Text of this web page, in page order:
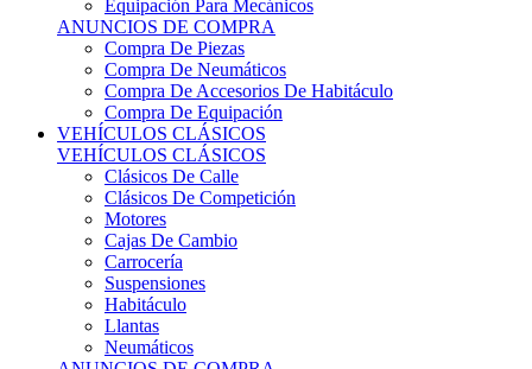
Equipación Para Mecánicos
ANUNCIOS DE COMPRA
Compra De Piezas
Compra De Neumáticos
Compra De Accesorios De Habitáculo
Compra De Equipación
VEHÍCULOS CLÁSICOS
VEHÍCULOS CLÁSICOS
Clásicos De Calle
Clásicos De Competición
Motores
Cajas De Cambio
Carrocería
Suspensiones
Habitáculo
Llantas
Neumáticos